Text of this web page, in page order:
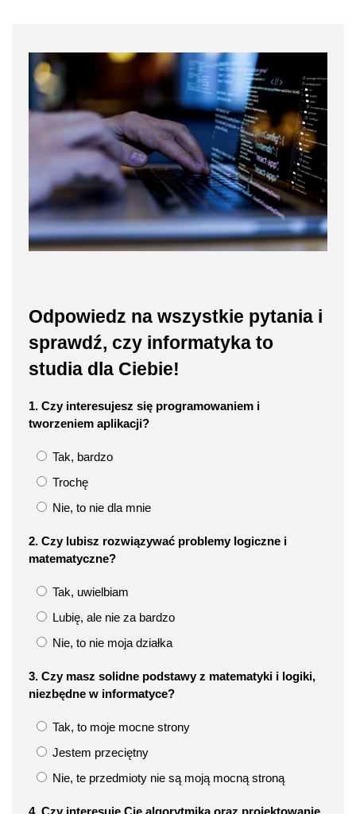
Odpowiedz na wszystkie pytania i
sprawdź, czy informatyka to
studia dla Ciebie!
1. Czy interesujesz się programowaniem i
tworzeniem aplikacji?
Tak, bardzo
Trochę
Nie, to nie dla mnie
2. Czy lubisz rozwiązywać problemy logiczne i
matematyczne?
Tak, uwielbiam
Lubię, ale nie za bardzo
Nie, to nie moja działka
3. Czy masz solidne podstawy z matematyki i logiki,
niezbędne w informatyce?
Tak, to moje mocne strony
Jestem przeciętny
Nie, te przedmioty nie są moją mocną stroną
4. Czy interesuje Cię algorytmika oraz projektowanie